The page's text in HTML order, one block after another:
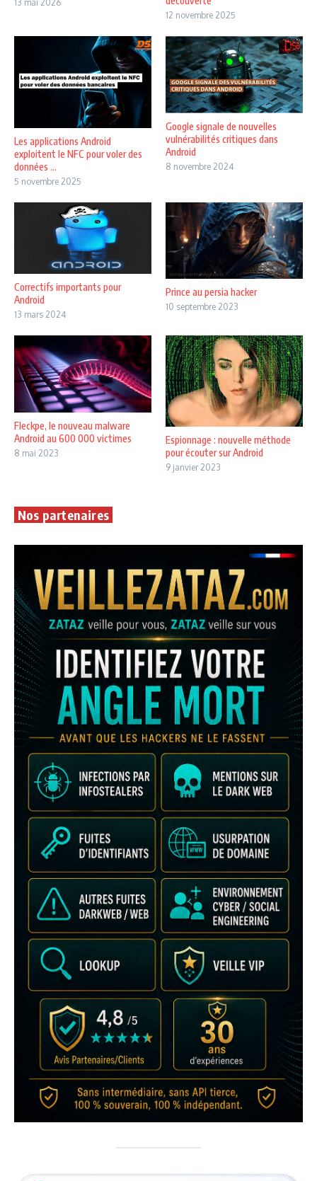
13 mai 2026
12 novembre 2025
Les applications Android
exploitent le NFC pour voler des
données ...
5 novembre 2025
Google signale de nouvelles
vulnérabilités critiques dans
Android
8 novembre 2024
Correctifs importants pour
Android
13 mars 2024
Prince au persia hacker
10 septembre 2023
Fleckpe, le nouveau malware
Android au 600 000 victimes
8 mai 2023
Espionnage : nouvelle méthode
pour écouter sur Android
9 janvier 2023
Nos partenaires